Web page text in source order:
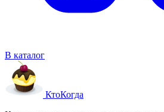
В каталог
КтоКогда